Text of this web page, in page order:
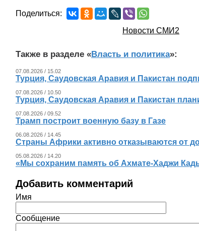
Поделиться:
Новости СМИ2
Также в разделе «Власть и политика»:
07.08.2026 / 15.02
Турция, Саудовская Аравия и Пакистан
07.08.2026 / 10.50
Турция, Саудовская Аравия и Пакистан
07.08.2026 / 09.52
Трамп построит военную базу в Газе
06.08.2026 / 14.45
Страны Африки активно отказываются от
05.08.2026 / 14.20
«Мы сохраним память об Ахмате-Хаджи
Добавить комментарий
Имя
Сообщение